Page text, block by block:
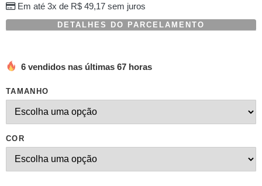
de Em até 3x de R$49,17sem juros
DETALHES DO PARCELAMENTO
6 vendidos nas últimas 67 horas
TAMANHO
COR